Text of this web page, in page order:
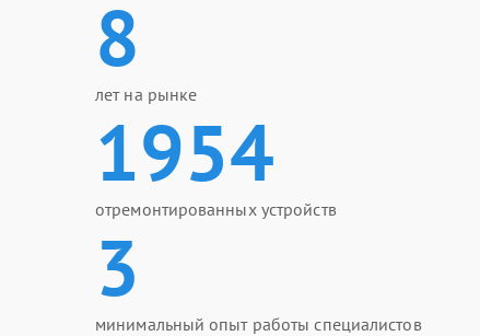
8
лет на рынке
1954
отремонтированных устройств
3
минимальный опыт работы специалистов